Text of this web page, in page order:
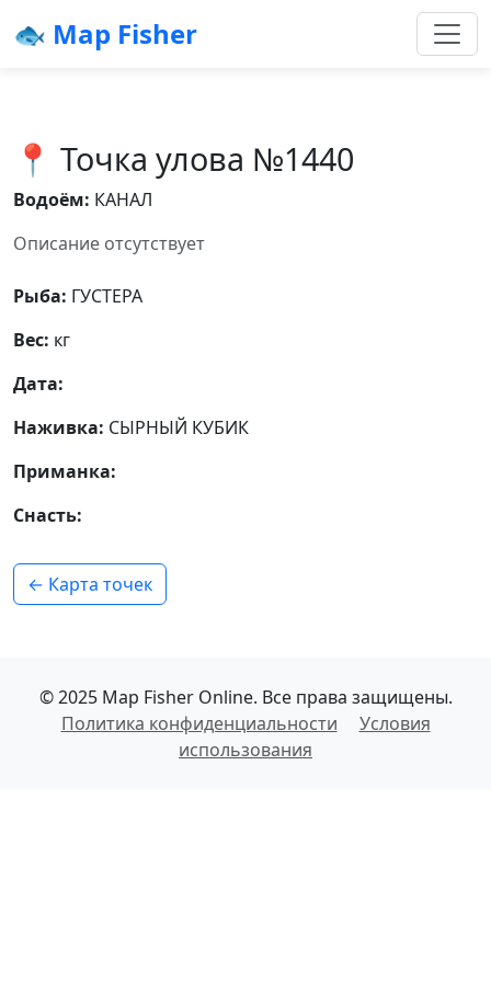
🐟 Map Fisher
📍 Точка улова №1440
Водоём: КАНАЛ
Описание отсутствует
Рыба: ГУСТЕРА
Вес: кг
Дата:
Наживка: СЫРНЫЙ КУБИК
Приманка:
Снасть:
← Карта точек
© 2025 Map Fisher Online. Все права защищены.
Политика конфиденциальности
Условия
использования